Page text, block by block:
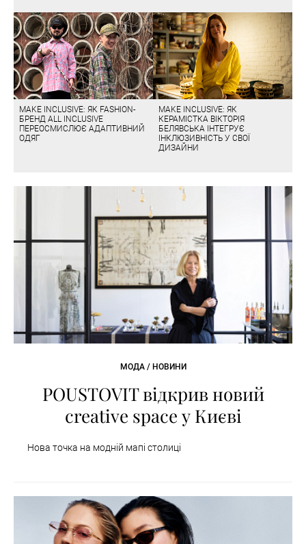
MAKE INCLUSIVE: ЯК FASHION-
БРЕНД ALL INCLUSIVE
ПЕРЕОСМИСЛЮЄ АДАПТИВНИЙ
ОДЯГ
MAKE INCLUSIVE: ЯК
КЕРАМІСТКА ВІКТОРІЯ
БЕЛЯВСЬКА ІНТЕГРУЄ
ІНКЛЮЗИВНІСТЬ У СВОЇ
ДИЗАЙНИ
МОДА / НОВИНИ
POUSTOVIT відкрив новий
creative space у Києві
Нова точка на модній мапі столиці